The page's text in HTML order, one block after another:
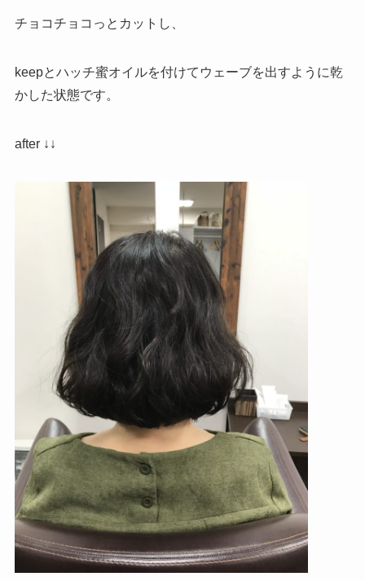
チョコチョコっとカットし、
keepとハッチ蜜オイルを付けてウェーブを出すように乾
かした状態です。
after ↓↓